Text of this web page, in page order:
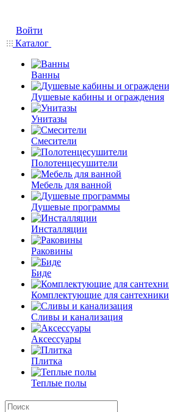
Войти
Каталог
Ванны
Душевые кабины и ограждения
Унитазы
Смесители
Полотенцесушители
Мебель для ванной
Душевые программы
Инсталляции
Раковины
Биде
Комплектующие для сантехники
Сливы и канализация
Аксессуары
Плитка
Теплые полы